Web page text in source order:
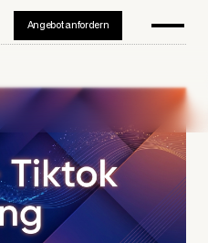
Angebot anfordern